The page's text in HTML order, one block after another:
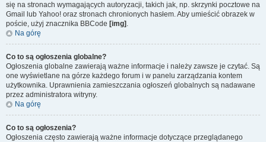
się na stronach wymagających autoryzacji, takich jak, np. skrzynki pocztowe na
Gmail lub Yahoo! oraz stronach chronionych hasłem. Aby umieścić obrazek w
poście, użyj znacznika BBCode [img] .
Na górę
Co to są ogłoszenia globalne?
Ogłoszenia globalne zawierają ważne informacje i należy zawsze je czytać. Są
one wyświetlane na górze każdego forum i w panelu zarządzania kontem
użytkownika. Uprawnienia zamieszczania ogłoszeń globalnych są nadawane
przez administratora witryny.
Na górę
Co to są ogłoszenia?
Ogłoszenia często zawierają ważne informacje dotyczące przeglądanego